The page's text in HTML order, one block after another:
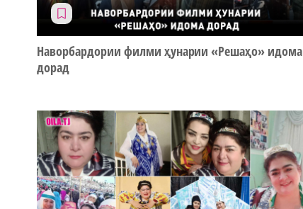
Наворбардории филми ҳунарии «Решаҳо» идома
дорад